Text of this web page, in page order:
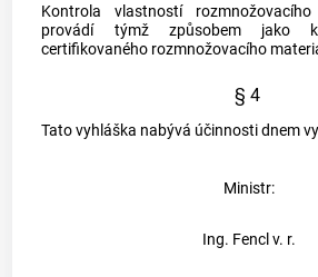
Kontrola vlastností
provádí týmž způsobem jako
certifikovaného rozmnožovacího
§ 4
Tato vyhláška nabývá účinnosti dnem
Ministr:
Ing. Fencl v. r.